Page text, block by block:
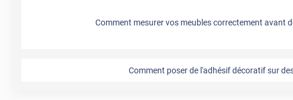
Comment mesurer vos meubles correctement avant
Comment poser de l'adhésif décoratif sur